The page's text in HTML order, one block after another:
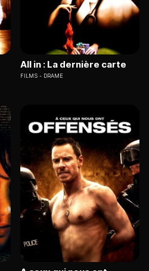
All in : La dernière carte
FILMS DRAME